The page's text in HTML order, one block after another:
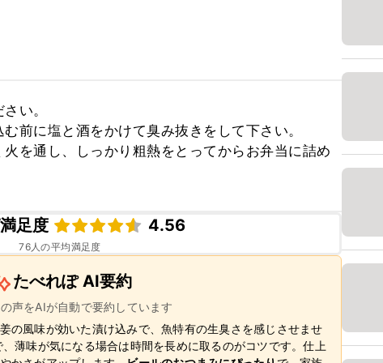
い。
前に塩と酒をかけて臭み抜きをして下さい。
を通し、しっかり粗熱をとってからお弁当に詰め
足度 4.56
76人の平均満足度
たべれぽ AI要約
声をAIが自動で要約しています
の風味が効いた漬け込みで、魚特有の生臭さを感じさせませ
薄味が気になる場合は時間を長めに取るのがコツです。仕上